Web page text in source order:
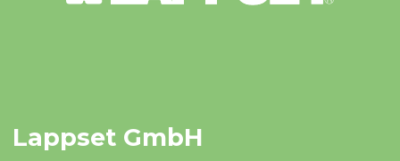
Lappset GmbH